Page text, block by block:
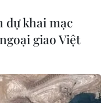
Quốc phòng
dự khai mạc
giao Việt